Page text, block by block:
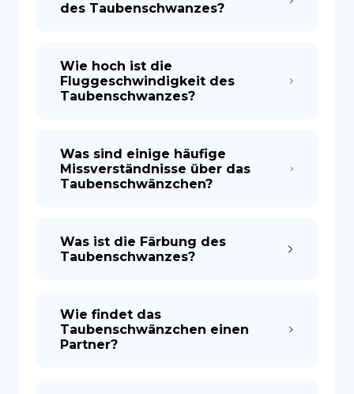
des Taubenschwanzes?
Wie hoch ist die
Fluggeschwindigkeit des
Taubenschwanzes?
Was sind einige häufige
Missverständnisse über das
Taubenschwänzchen?
Was ist die Färbung des
Taubenschwanzes?
Wie findet das
Taubenschwänzchen einen
Partner?